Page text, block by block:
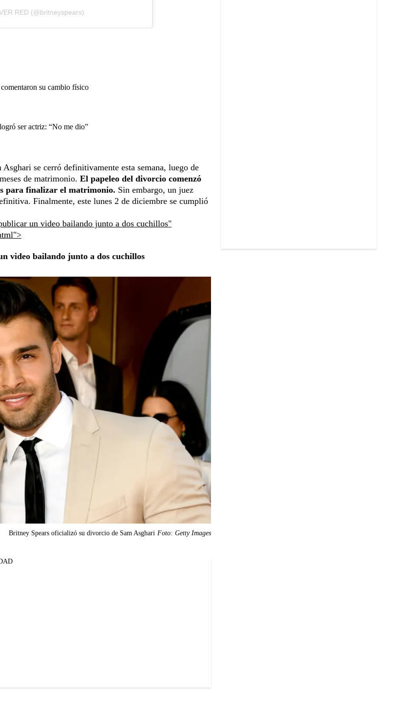
RED (@britneyspears)
su cambio físico
ser actriz: “No me dio”
se cerró definitivamente esta semana, luego de
de matrimonio. El papeleo del divorcio comenzó
para finalizar el matrimonio. Sin embargo, un juez
Finalmente, este lunes 2 de diciembre se cumplió
un video bailando junto a dos cuchillos"
video bailando junto a dos cuchillos
Britney Spears oficializó su divorcio de Sam Asghari Foto: Getty Images